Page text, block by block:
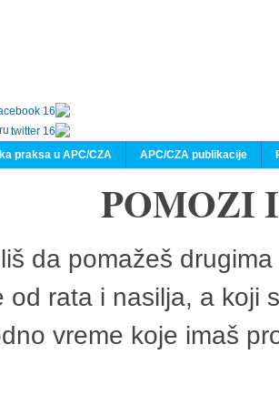
APC/CZA publikacije
praksa u APC/CZA
POMOZI
da pomažeš
od rata i nasilja, a koji
vreme koje imaš